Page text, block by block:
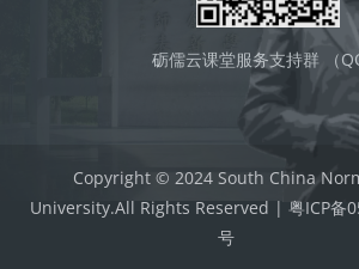
砺儒云课堂服务支持群 （
Copyright © 2024 South China
University.All Rights Reserved | 粤ICP备
号